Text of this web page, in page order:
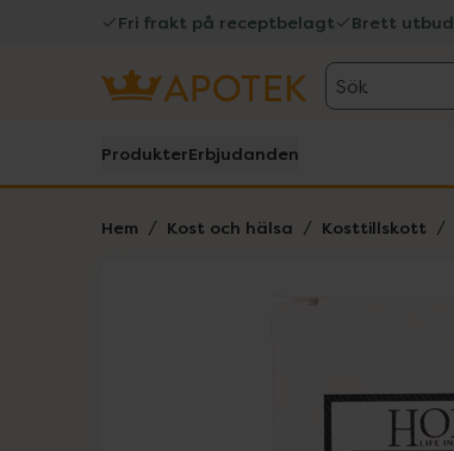
Fri frakt på receptbelagt Brett utbud
Sök
ProdukterErbjudanden
Hem Kost och hälsa Kosttillskott